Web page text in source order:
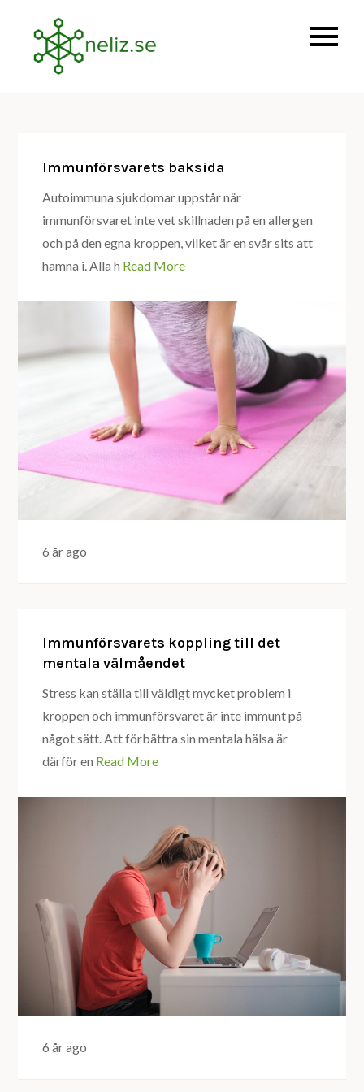
content
Immunförsvarets baksida
Autoimmuna sjukdomar uppstår när
immunförsvaret inte vet skillnaden på en allergen
och på den egna kroppen, vilket är en svår sits att
hamna i. Alla h Read More
6 år ago
Immunförsvarets koppling till det
mentala välmåendet
Stress kan ställa till väldigt mycket problem i
kroppen och immunförsvaret är inte immunt på
något sätt. Att förbättra sin mentala hälsa är
därför en Read More
6 år ago